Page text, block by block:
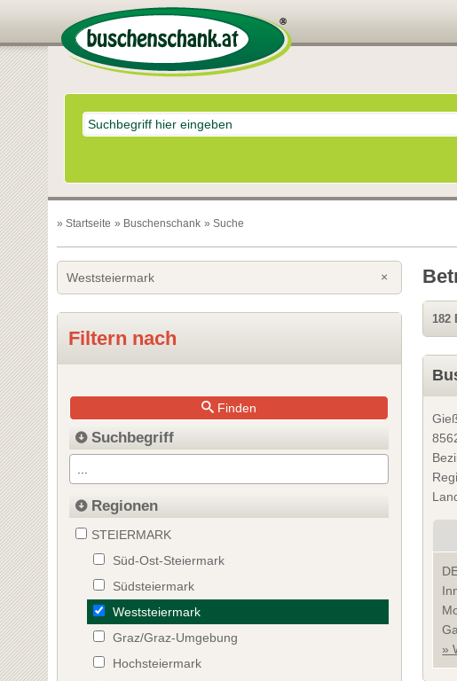
» Startseite » Buschenschank » Suche
182
»
Weststeiermark ×
Filtern nach
Finden
Suchbegriff
Regionen
STEIERMARK
Süd-Ost-Steiermark
Südsteiermark
Weststeiermark
Graz/Graz-Umgebung
Hochsteiermark